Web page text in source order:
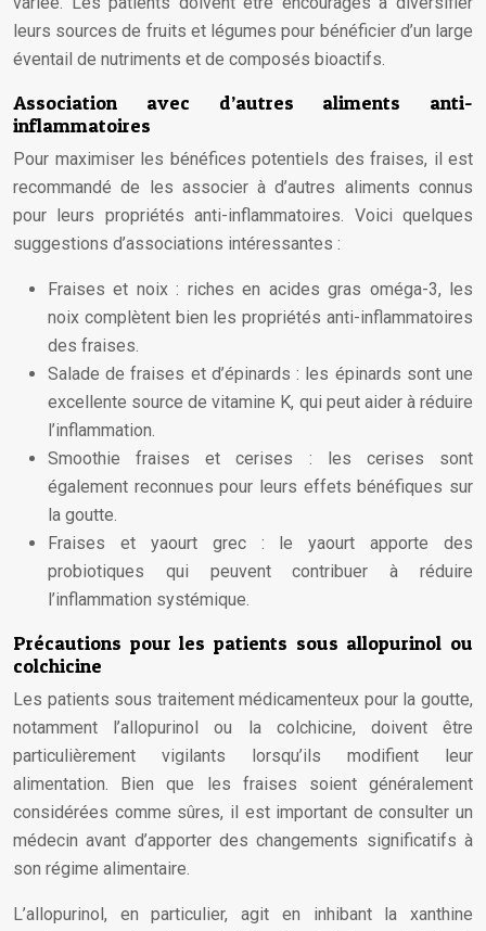
leurs sources de fruits et légumes pour bénéficier d’un large
éventail de nutriments et de composés bioactifs.
Association avec d’autres aliments anti-
inflammatoires
Pour maximiser les bénéfices potentiels des fraises, il est
recommandé de les associer à d’autres aliments connus
pour leurs propriétés anti-inflammatoires. Voici quelques
suggestions d’associations intéressantes :
Fraises et noix : riches en acides gras oméga-3, les
noix complètent bien les propriétés anti-inflammatoires
des fraises.
Salade de fraises et d’épinards : les épinards sont une
excellente source de vitamine K, qui peut aider à réduire
l’inflammation.
Smoothie fraises et cerises : les cerises sont
également reconnues pour leurs effets bénéfiques sur
la goutte.
Fraises et yaourt grec : le yaourt apporte des
probiotiques qui peuvent contribuer à réduire
l’inflammation systémique.
Précautions pour les patients sous allopurinol ou
colchicine
Les patients sous traitement médicamenteux pour la goutte,
notamment l’allopurinol ou la colchicine, doivent être
particulièrement vigilants lorsqu’ils modifient leur
alimentation. Bien que les fraises soient généralement
considérées comme sûres, il est important de consulter un
médecin avant d’apporter des changements significatifs à
son régime alimentaire.
L’allopurinol, en particulier, agit en inhibant la xanthine